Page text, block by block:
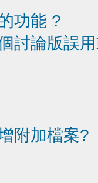
功能 ?
討論版誤
附加檔案?